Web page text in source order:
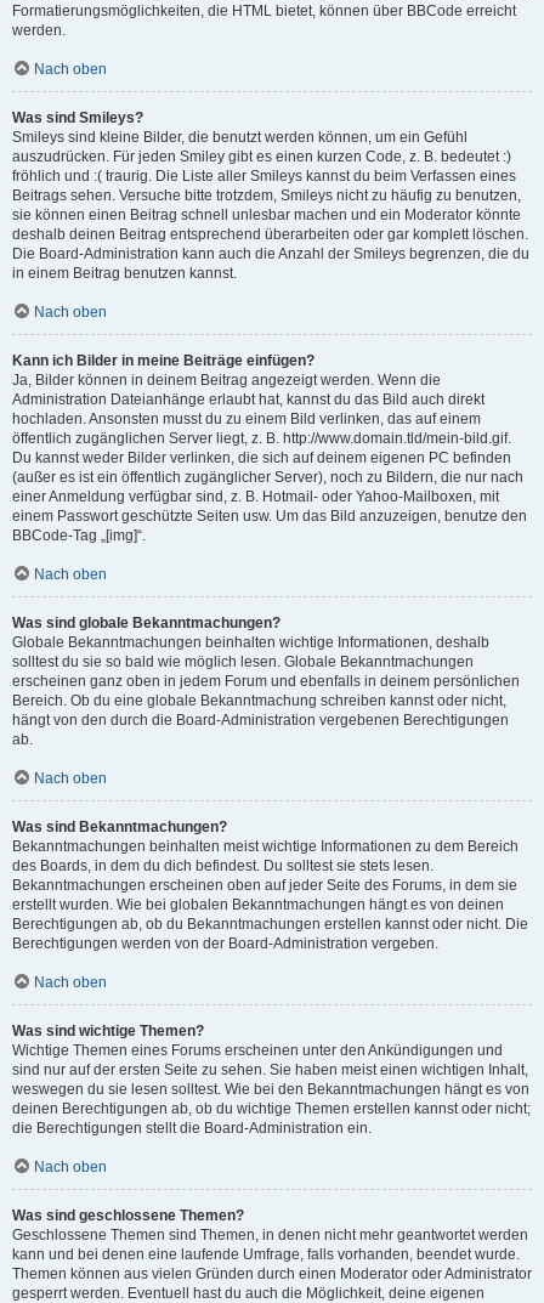
Formatierungsmöglichkeiten, die HTML bietet, können über BBCode erreicht
werden.
Nach oben
Was sind Smileys?
Smileys sind kleine Bilder, die benutzt werden können, um ein Gefühl
auszudrücken. Für jeden Smiley gibt es einen kurzen Code, z. B. bedeutet :)
fröhlich und :( traurig. Die Liste aller Smileys kannst du beim Verfassen eines
Beitrags sehen. Versuche bitte trotzdem, Smileys nicht zu häufig zu benutzen,
sie können einen Beitrag schnell unlesbar machen und ein Moderator könnte
deshalb deinen Beitrag entsprechend überarbeiten oder gar komplett löschen.
Die Board-Administration kann auch die Anzahl der Smileys begrenzen, die du
in einem Beitrag benutzen kannst.
Nach oben
Kann ich Bilder in meine Beiträge einfügen?
Ja, Bilder können in deinem Beitrag angezeigt werden. Wenn die
Administration Dateianhänge erlaubt hat, kannst du das Bild auch direkt
hochladen. Ansonsten musst du zu einem Bild verlinken, das auf einem
öffentlich zugänglichen Server liegt, z. B. http://www.domain.tld/mein-bild.gif.
Du kannst weder Bilder verlinken, die sich auf deinem eigenen PC befinden
(außer es ist ein öffentlich zugänglicher Server), noch zu Bildern, die nur nach
einer Anmeldung verfügbar sind, z. B. Hotmail- oder Yahoo-Mailboxen, mit
einem Passwort geschützte Seiten usw. Um das Bild anzuzeigen, benutze den
BBCode-Tag „[img]“.
Nach oben
Was sind globale Bekanntmachungen?
Globale Bekanntmachungen beinhalten wichtige Informationen, deshalb
solltest du sie so bald wie möglich lesen. Globale Bekanntmachungen
erscheinen ganz oben in jedem Forum und ebenfalls in deinem persönlichen
Bereich. Ob du eine globale Bekanntmachung schreiben kannst oder nicht,
hängt von den durch die Board-Administration vergebenen Berechtigungen
ab.
Nach oben
Was sind Bekanntmachungen?
Bekanntmachungen beinhalten meist wichtige Informationen zu dem Bereich
des Boards, in dem du dich befindest. Du solltest sie stets lesen.
Bekanntmachungen erscheinen oben auf jeder Seite des Forums, in dem sie
erstellt wurden. Wie bei globalen Bekanntmachungen hängt es von deinen
Berechtigungen ab, ob du Bekanntmachungen erstellen kannst oder nicht. Die
Berechtigungen werden von der Board-Administration vergeben.
Nach oben
Was sind wichtige Themen?
Wichtige Themen eines Forums erscheinen unter den Ankündigungen und
sind nur auf der ersten Seite zu sehen. Sie haben meist einen wichtigen Inhalt,
weswegen du sie lesen solltest. Wie bei den Bekanntmachungen hängt es von
deinen Berechtigungen ab, ob du wichtige Themen erstellen kannst oder nicht;
die Berechtigungen stellt die Board-Administration ein.
Nach oben
Was sind geschlossene Themen?
Geschlossene Themen sind Themen, in denen nicht mehr geantwortet werden
kann und bei denen eine laufende Umfrage, falls vorhanden, beendet wurde.
Themen können aus vielen Gründen durch einen Moderator oder Administrator
gesperrt werden. Eventuell hast du auch die Möglichkeit, deine eigenen